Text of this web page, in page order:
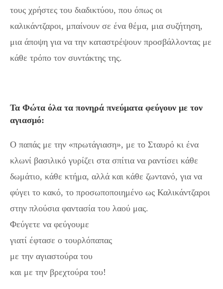
τους χρήστες του διαδικτύου, που όπως οι
καλικάντζαροι, μπαίνουν σε ένα θέμα, μια συζήτηση,
μια άποψη για να την καταστρέψουν προσβάλλοντας με
κάθε τρόπο τον συντάκτης της.
Τα Φώτα όλα τα πονηρά πνεύματα φεύγουν με τον
αγιασμό:
O παπάς με την «πρωτάγιαση», με το Σταυρό κι ένα
κλωνί βασιλικό γυρίζει στα σπίτια να ραντίσει κάθε
δωμάτιο, κάθε κτήμα, αλλά και κάθε ζωντανό, για να
φύγει το κακό, το προσωποποιημένο ως Καλικάντζαροι
στην πλούσια φαντασία του λαού μας.
Φεύγετε να φεύγουμε
γιατί έφτασε ο τουρλόπαπας
με την αγιαστούρα του
και με την βρεχτούρα του!